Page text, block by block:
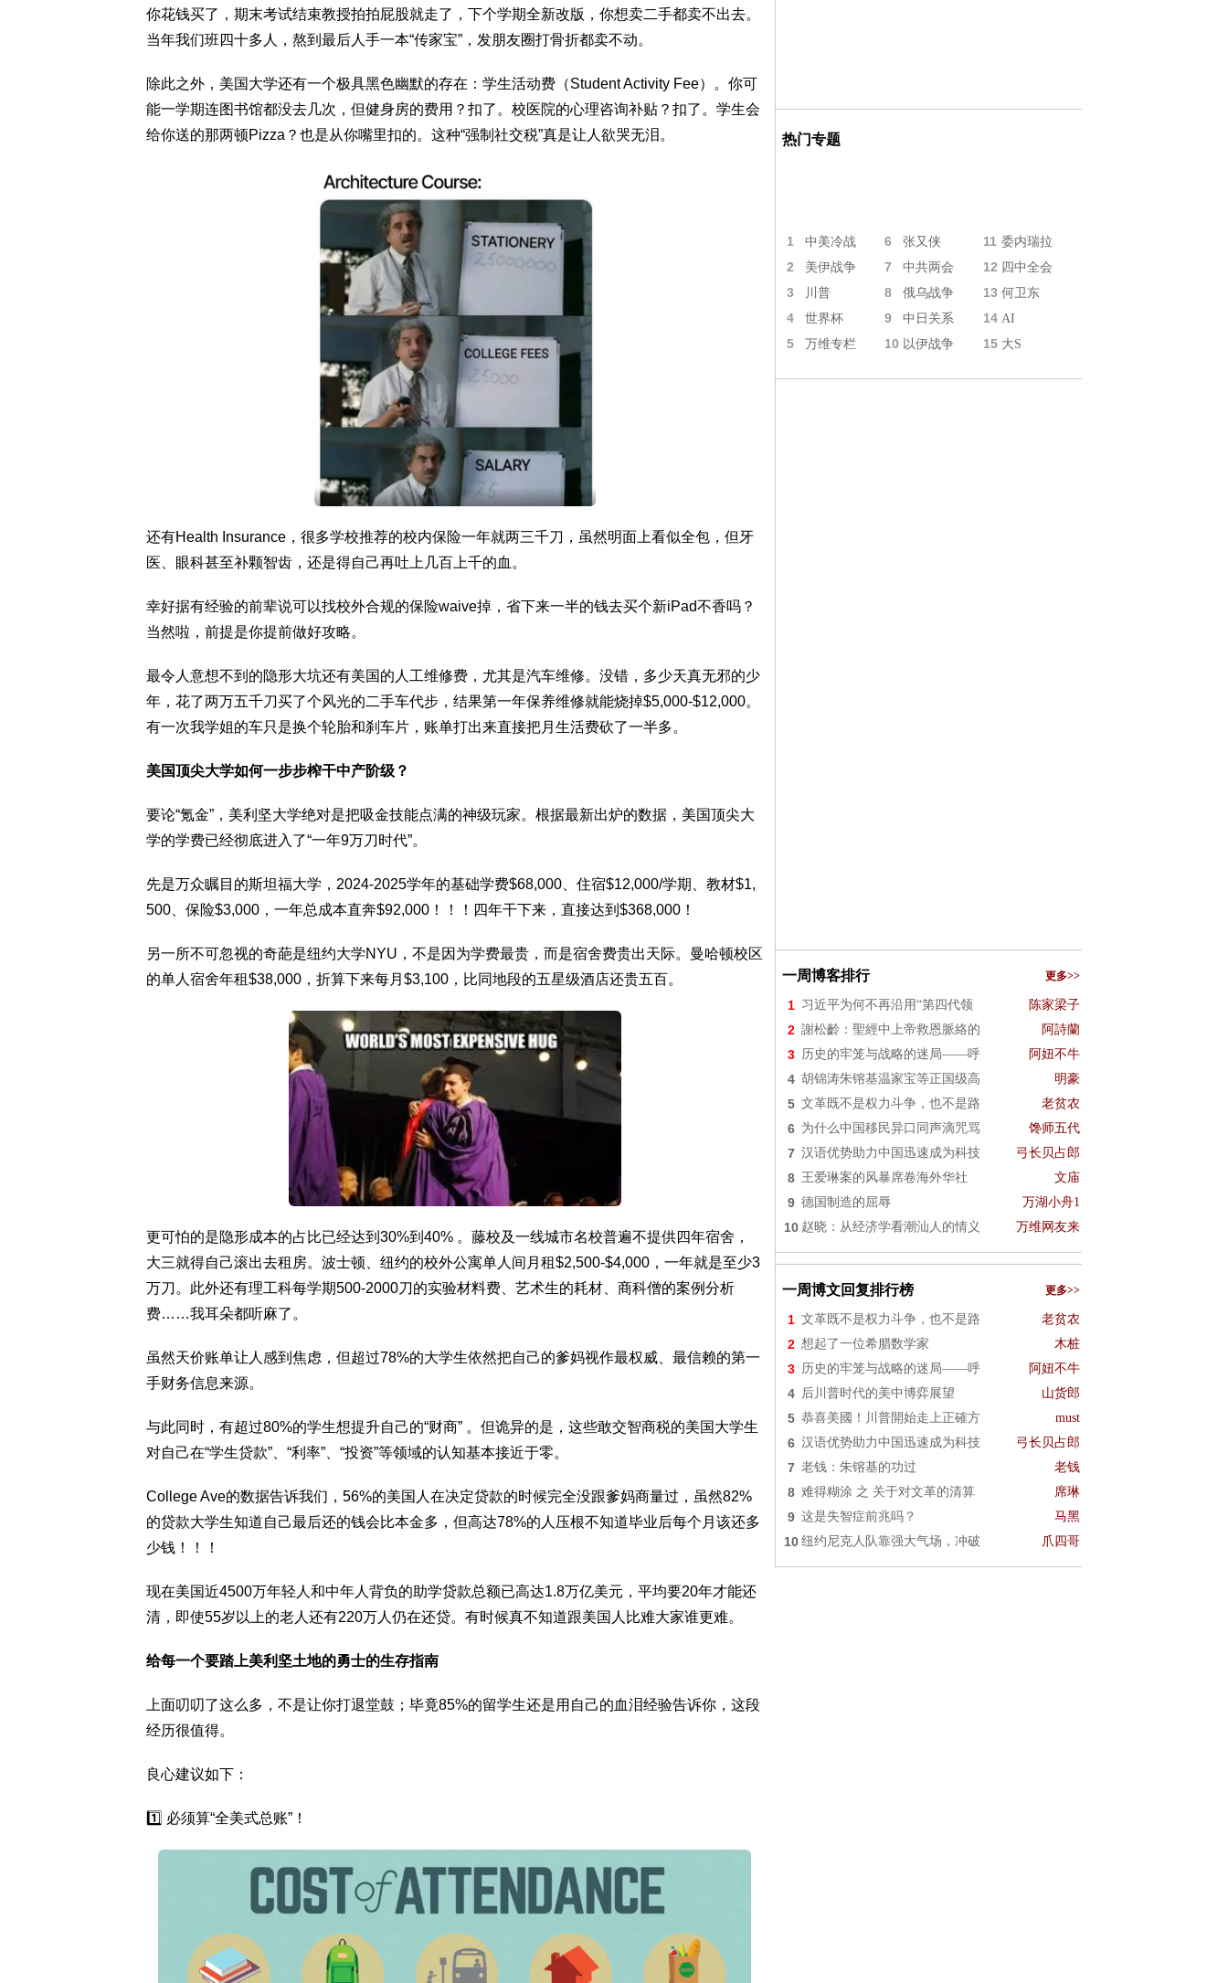
你花钱买了，期末考试结束教授拍拍屁股就走了，下个学期全新改版，你想卖二手都卖不出去。
当年我们班四十多人，熬到最后人手一本“传家宝”，发朋友圈打骨折都卖不动。
除此之外，美国大学还有一个极具黑色幽默的存在：学生活动费（Student Activity Fee）。你可
能一学期连图书馆都没去几次，但健身房的费用？扣了。校医院的心理咨询补贴？扣了。学生会
给你送的那两顿Pizza？也是从你嘴里扣的。这种“强制社交税”真是让人欲哭无泪。
还有Health Insurance，很多学校推荐的校内保险一年就两三千刀，虽然明面上看似全包，但牙
医、眼科甚至补颗智齿，还是得自己再吐上几百上千的血。
幸好据有经验的前辈说可以找校外合规的保险waive掉，省下来一半的钱去买个新iPad不香吗？
当然啦，前提是你提前做好攻略。
最令人意想不到的隐形大坑还有美国的人工维修费，尤其是汽车维修。没错，多少天真无邪的少
年，花了两万五千刀买了个风光的二手车代步，结果第一年保养维修就能烧掉$5,000-$12,000。
有一次我学姐的车只是换个轮胎和刹车片，账单打出来直接把月生活费砍了一半多。
美国顶尖大学如何一步步榨干中产阶级？
要论“氪金”，美利坚大学绝对是把吸金技能点满的神级玩家。根据最新出炉的数据，美国顶尖大
学的学费已经彻底进入了“一年9万刀时代”。
先是万众瞩目的斯坦福大学，2024-2025学年的基础学费$68,000、住宿$12,000/学期、教材$1,
500、保险$3,000，一年总成本直奔$92,000！！！四年干下来，直接达到$368,000！
另一所不可忽视的奇葩是纽约大学NYU，不是因为学费最贵，而是宿舍费贵出天际。曼哈顿校区
的单人宿舍年租$38,000，折算下来每月$3,100，比同地段的五星级酒店还贵五百。
更可怕的是隐形成本的占比已经达到30%到40% 。藤校及一线城市名校普遍不提供四年宿舍，
大三就得自己滚出去租房。波士顿、纽约的校外公寓单人间月租$2,500-$4,000，一年就是至少3
万刀。此外还有理工科每学期500-2000刀的实验材料费、艺术生的耗材、商科僧的案例分析
费……我耳朵都听麻了。
虽然天价账单让人感到焦虑，但超过78%的大学生依然把自己的爹妈视作最权威、最信赖的第一
手财务信息来源。
与此同时，有超过80%的学生想提升自己的“财商” 。但诡异的是，这些敢交智商税的美国大学生
对自己在“学生贷款”、“利率”、“投资”等领域的认知基本接近于零。
College Ave的数据告诉我们，56%的美国人在决定贷款的时候完全没跟爹妈商量过，虽然82%
的贷款大学生知道自己最后还的钱会比本金多，但高达78%的人压根不知道毕业后每个月该还多
少钱！！！
现在美国近4500万年轻人和中年人背负的助学贷款总额已高达1.8万亿美元，平均要20年才能还
清，即使55岁以上的老人还有220万人仍在还贷。有时候真不知道跟美国人比难大家谁更难。
给每一个要踏上美利坚土地的勇士的生存指南
上面叨叨了这么多，不是让你打退堂鼓；毕竟85%的留学生还是用自己的血泪经验告诉你，这段
经历很值得。
良心建议如下：
1️⃣ 必须算“全美式总账”！
热门专题
1 中美冷战 6 张又侠 11 委内瑞拉
2 美伊战争 7 中共两会 12 四中全会
3 川普 8 俄乌战争 13 何卫东
4 世界杯 9 中日关系 14 AI
5 万维专栏 10 以伊战争 15 大S
一周博客排行 更多>>
1 习近平为何不再沿用“第四代领 陈家梁子
2 謝松齡：聖經中上帝救恩脈絡的 阿詩蘭
3 历史的牢笼与战略的迷局——呼 阿妞不牛
4 胡锦涛朱镕基温家宝等正国级高 明豪
5 文革既不是权力斗争，也不是路 老贫农
6 为什么中国移民异口同声滴咒骂 馋师五代
7 汉语优势助力中国迅速成为科技 弓长贝占郎
8 王爱琳案的风暴席卷海外华社 文庙
9 德国制造的屈辱 万湖小舟1
10 赵晓：从经济学看潮汕人的情义 万维网友来
一周博文回复排行榜 更多>>
1 文革既不是权力斗争，也不是路 老贫农
2 想起了一位希腊数学家 木桩
3 历史的牢笼与战略的迷局——呼 阿妞不牛
4 后川普时代的美中博弈展望 山货郎
5 恭喜美國！川普開始走上正確方 must
6 汉语优势助力中国迅速成为科技 弓长贝占郎
7 老钱：朱镕基的功过 老钱
8 难得糊涂 之 关于对文革的清算 席琳
9 这是失智症前兆吗？ 马黑
10 纽约尼克人队靠强大气场，冲破 爪四哥